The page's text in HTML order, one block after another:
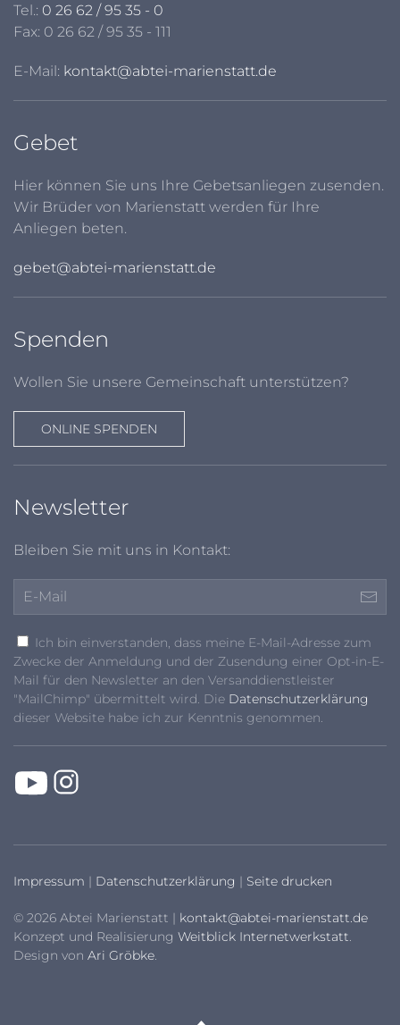
Tel.: 0 26 62 / 95 35 - 0
Fax: 0 26 62 / 95 35 - 111
E-Mail: kontakt@abtei-marienstatt.de
Gebet
Hier können Sie uns Ihre Gebetsanliegen zusenden.
Wir Brüder von Marienstatt werden für Ihre
Anliegen beten.
gebet@abtei-marienstatt.de
Spenden
Wollen Sie unsere Gemeinschaft unterstützen?
ONLINE SPENDEN
Newsletter
Bleiben Sie mit uns in Kontakt:
Ich bin einverstanden, dass meine E-Mail-Adresse zum
Zwecke der Anmeldung und der Zusendung einer Opt-in-E-
Mail für den Newsletter an den Versanddienstleister
"MailChimp" übermittelt wird. Die Datenschutzerklärung
dieser Website habe ich zur Kenntnis genommen.
Impressum | Datenschutzerklärung | Seite drucken
© 2026 Abtei Marienstatt | kontakt@abtei-marienstatt.de
Konzept und Realisierung Weitblick Internetwerkstatt.
Design von Ari Gröbke.